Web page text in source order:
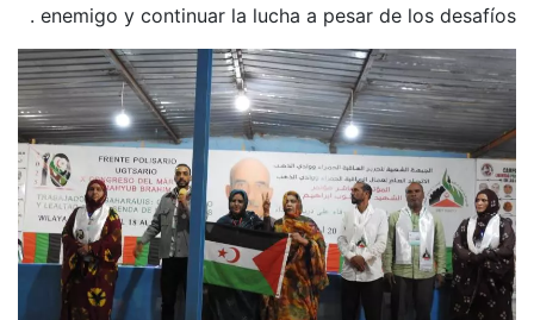
enemigo y continuar la lucha a pesar de los desafíos.